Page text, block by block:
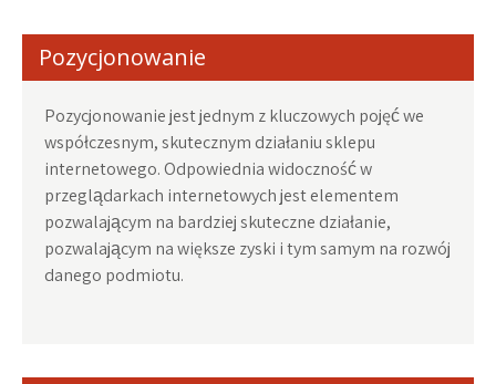
Pozycjonowanie
Pozycjonowanie jest jednym z kluczowych pojęć we
współczesnym, skutecznym działaniu sklepu
internetowego. Odpowiednia widoczność w
przeglądarkach internetowych jest elementem
pozwalającym na bardziej skuteczne działanie,
pozwalającym na większe zyski i tym samym na rozwój
danego podmiotu.